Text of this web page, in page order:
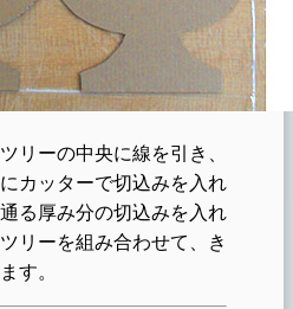
リーの中央に線を引き、
カッターで切込みを入れ
る厚み分の切込みを入れ
リーを組み合わせて、き
す。